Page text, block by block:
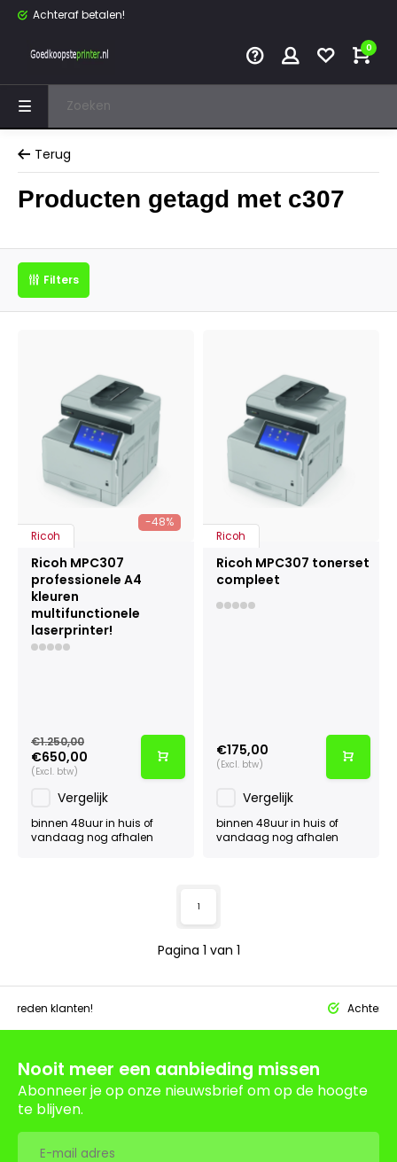
Achteraf betalen!
0
Terug
Producten getagd met c307
Filters
-48%
Ricoh
Ricoh MPC307
professionele A4
kleuren
multifunctionele
laserprinter!
€1.250,00
€650,00
(Excl. btw)
Vergelijk
binnen 48uur in huis of
vandaag nog afhalen
Ricoh
Ricoh MPC307 tonerset
compleet
€175,00
(Excl. btw)
Vergelijk
binnen 48uur in huis of
vandaag nog afhalen
Pagina 1 van 1
1
klanten! Achteraf
Nooit meer een aanbieding missen
Abonneer je op onze nieuwsbrief om op de hoogte
te blijven.